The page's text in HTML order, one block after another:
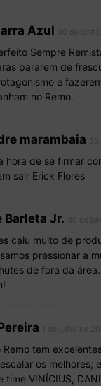
Azul
Sempre
pararem de
e
no Remo.
marambaia
hora de se firmar
sair Erick Flores
Barleta Jr.
caiu muito de
pressionar a
de fora da
Remo tem
os melhores;
time VINÍCIUS,